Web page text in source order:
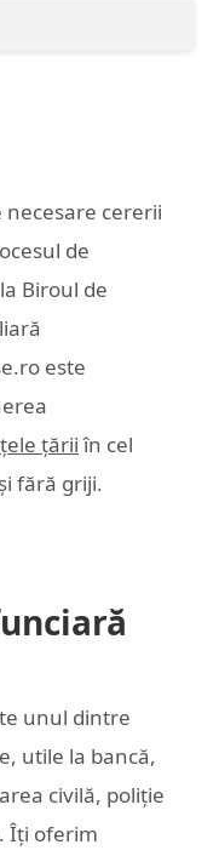
cererii
de
Biroul de
este
țării în cel
fără griji.
unul dintre
utile la bancă,
civilă, poliție
Îți oferim